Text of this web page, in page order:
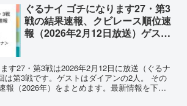
ぐるナイ ゴチになります27・第3
戦の結果速報、クビレース順位速
報（2026年2月12日放送）ゲスト
す27・第3戦は2026年2月12日に放送（ぐるナ
は第3戦です。ゲストはダイアンの2人。 その
報（2026年）をまとめます。最新情報を下が